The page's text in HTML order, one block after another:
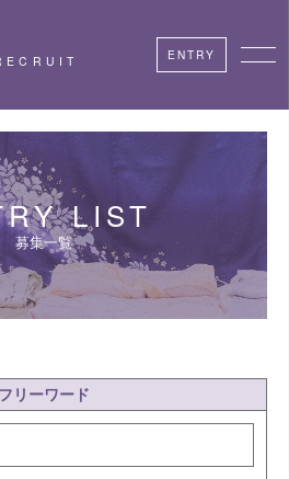
ENTRY
LIST
募集一覧
フリーワード